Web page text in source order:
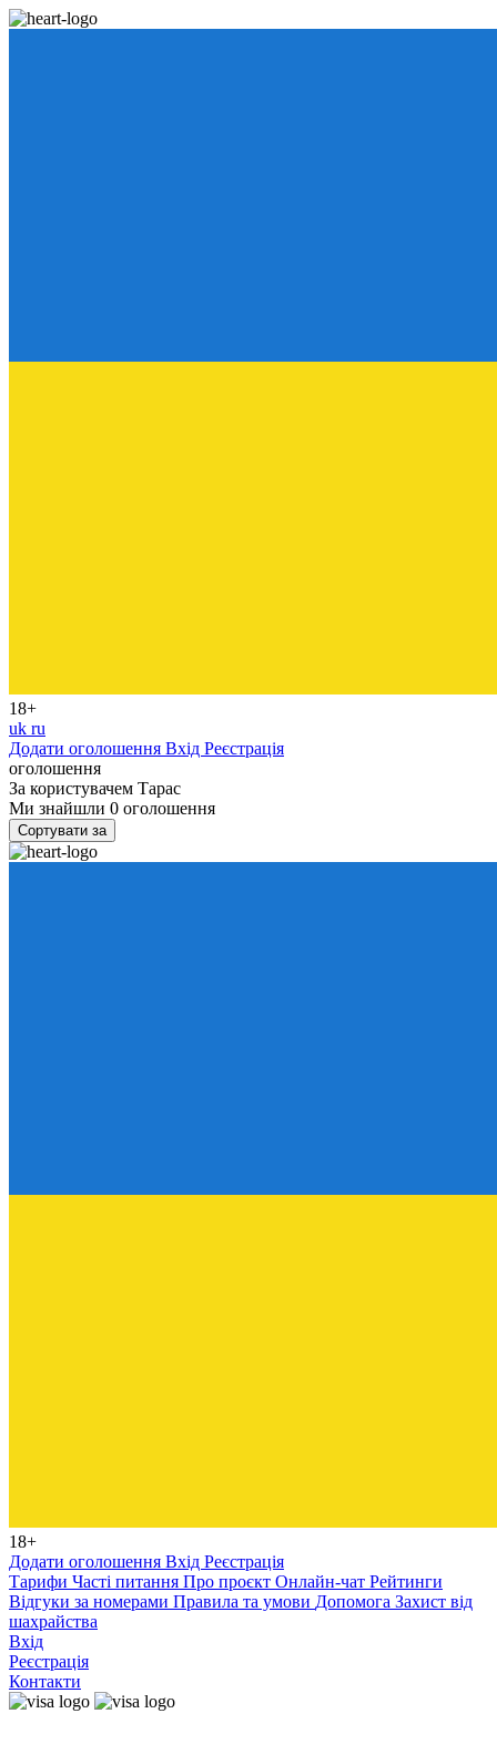
18+
uk ru
Додати оголошення Вхід Реєстрація
оголошення
За користувачем Тарас
Ми знайшли 0 оголошення
Сортувати за
18+
Додати оголошення Вхід Реєстрація
Тарифи Часті питання Про проєкт Онлайн-чат Рейтинги
Відгуки за номерами Правила та умови Допомога Захист від
шахрайства
Вхід
Реєстрація
Контакти